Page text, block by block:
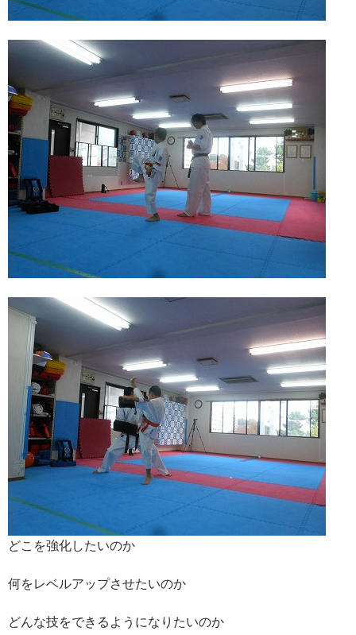
どこを強化したいのか
何をレベルアップさせたいのか
どんな技をできるようになりたいのか